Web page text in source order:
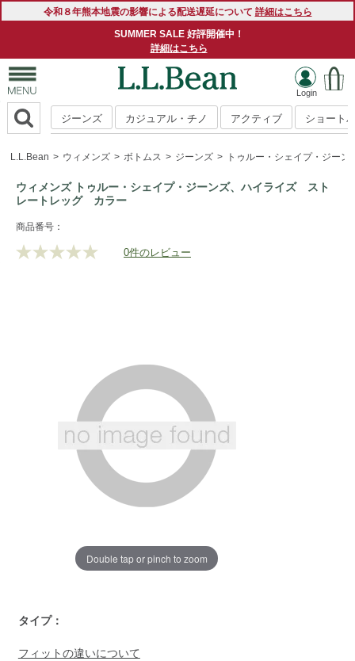
令和８年熊本地震の影響による配送遅延について 詳細はこちら
SUMMER SALE 好評開催中！
詳細はこちら
ジーンズ カジュアル・チノ アクティブ ショート
L.L.Bean ウィメンズ ボトムス ジーンズ トゥルー・シェイプ・ジー
ウィメンズ トゥルー・シェイプ・ジーンズ、ハイライズ スト
レートレッグ カラー
https://www.llbean.co.jp/womens/bottoms/jeans/g/
商品番号：
評
ジ
リ
0件のレビュー
Double tap or pinch to zoom
タイプ：
フィットの違いについて